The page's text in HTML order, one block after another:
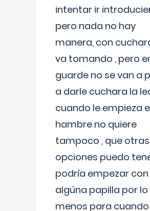
intentar ir
pero nada no hay
manera, con
va tomando , pero
guarde no se van a
a darle cuchara la
cuando le empieza
hambre no quiere
tampoco , que otras
opciones puedo
podría empezar con
algúna papilla por lo
menos para